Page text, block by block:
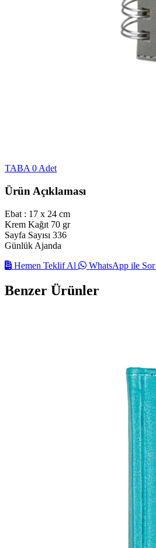
TABA 0 Adet
Ürün Açıklaması
Ebat : 17 x 24 cm
Krem Kağıt 70 gr
Sayfa Sayısı 336
Günlük Ajanda
Hemen Teklif Al
WhatsApp ile Sor
Benzer Ürünler